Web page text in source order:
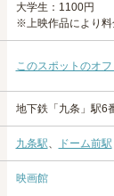
大学生：1100円
※上映作品により料
このスポットのオ
地下鉄「九条」駅6
九条駅、 ドーム前駅
映画館